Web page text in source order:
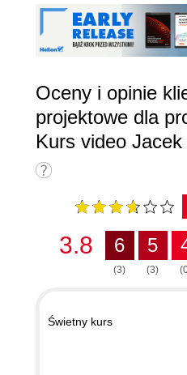
Oceny i opinie
projektowe dla
Kurs video
3.8 6
(3)
5
(3)
Świetny kurs